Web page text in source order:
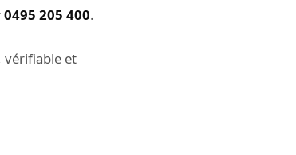
0495 205 400.
vérifiable et